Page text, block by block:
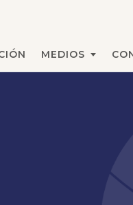
MEDIOS